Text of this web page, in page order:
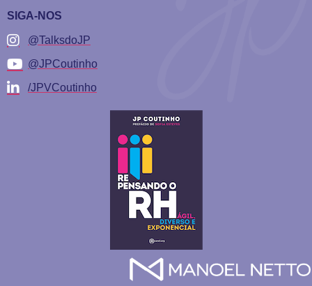
SIGA-NOS
@TalksdoJP
@JPCoutinho
/JPVCoutinho